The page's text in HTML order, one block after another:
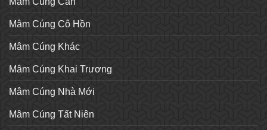
Mâm Cúng Cô Hồn
Mâm Cúng Khác
Mâm Cúng Khai Trương
Mâm Cúng Nhà Mới
Mâm Cúng Tất Niên